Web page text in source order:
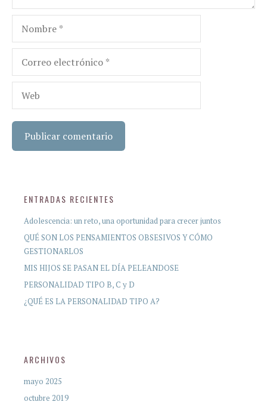
Nombre
Correo
electrónico
Web
ENTRADAS RECIENTES
Adolescencia: un reto, una oportunidad para crecer juntos
QUÉ SON LOS PENSAMIENTOS OBSESIVOS Y CÓMO
GESTIONARLOS
MIS HIJOS SE PASAN EL DÍA PELEANDOSE
PERSONALIDAD TIPO B, C y D
¿QUÉ ES LA PERSONALIDAD TIPO A?
ARCHIVOS
mayo 2025
octubre 2019